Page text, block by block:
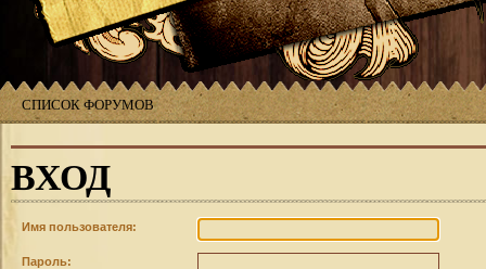
СПИСОК ФОРУМОВ
ВХОД
Имя пользователя:
Пароль: